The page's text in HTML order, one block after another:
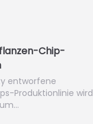
Chip-
entworfene
Produktionlinie wird